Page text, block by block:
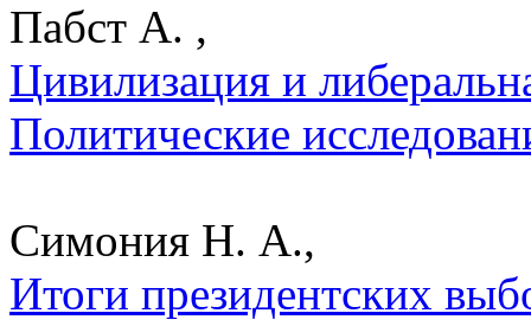
Пабст А. ,
Цивилизация и
Политические
Симония Н. А.,
Итоги президентских